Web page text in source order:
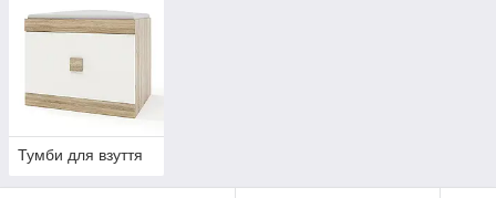
Тумби для взуття